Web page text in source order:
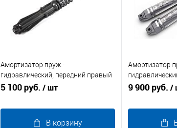
Амортизатор пруж.-
гидравлический, передний правый
Атлант-У
5 100 руб. / шт
В корзину
Амортизатор
комплект
9 900 руб. /